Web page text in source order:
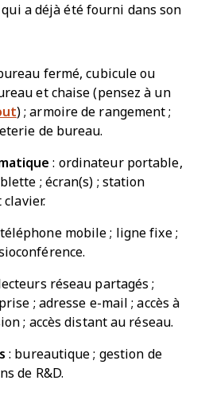
a déjà été fourni dans son
fermé, cubicule ou
et chaise (pensez à un
) ; armoire de rangement ;
de bureau.
: ordinateur portable,
; écran(s) ; station
clavier.
mobile ; ligne fixe ;
réseau partagés ;
; adresse e-mail ; accès à
; accès distant au réseau.
: bureautique ; gestion de
de R&D.